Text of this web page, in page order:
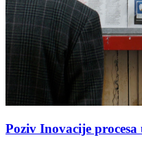
Poziv Inovacije